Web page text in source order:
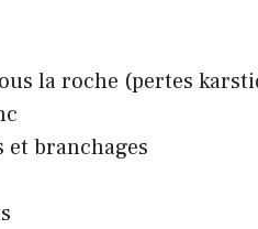
la roche (pertes
branchages